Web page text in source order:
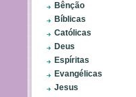
Bênção
Bíblicas
Católicas
Deus
Espíritas
Evangélicas
Jesus